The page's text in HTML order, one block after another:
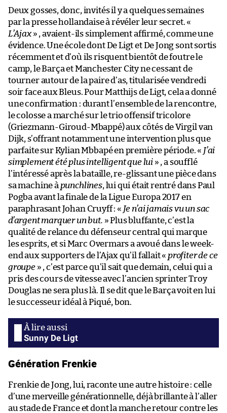
Deux gosses, donc, invités il y a quelques semaines
par la presse hollandaise à révéler leur secret. «
L’Ajax» , avaient-ils simplement affirmé, comme une
évidence. Une école dont De Ligt et De Jong sont sortis
récemment et d’où ils risquent bientôt de foutre le
camp, le Barça et Manchester City ne cessant de
tourner autour de la paire d’as, titularisée vendredi
soir face aux Bleus. Pour Matthijs de Ligt, cela a donné
une confirmation : durant l’ensemble de la rencontre,
le colosse a marché sur le trio offensif tricolore
(Griezmann-Giroud-Mbappé) aux côtés de Virgil van
Dijk, s’offrant notamment une intervention plus que
parfaite sur Kylian Mbbapé en première période. « J’ai
simplement été plus intelligent que lui» , a soufflé
l’intéressé après la bataille, re-glissant une pièce dans
sa machine à punchlines, lui qui était rentré dans Paul
Pogba avant la finale de la Ligue Europa 2017 en
paraphrasant Johan Cruyff : « Je n’ai jamais vu un sac
d’argent marquer un but. » Plus bluffante, c’est la
qualité de relance du défenseur central qui marque
les esprits, et si Marc Overmars a avoué dans le week-
end aux supporters de l’Ajax qu’il fallait « profiter de ce
groupe» , c’est parce qu’il sait que demain, celui qui a
pris des cours de vitesse avec l’ancien sprinter Troy
Douglas ne sera plus là. Il se dit que le Barça voit en lui
le successeur idéal à Piqué, bon.
Sunny De Ligt
Génération Frenkie
Frenkie de Jong, lui, raconte une autre histoire : celle
d’une merveille générationnelle, déjà brillante à l’aller
au stade de France et dont la manche retour contre les